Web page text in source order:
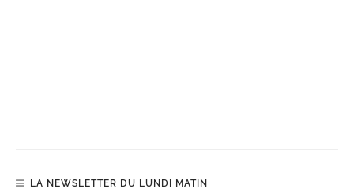
LA NEWSLETTER DU LUNDI MATIN